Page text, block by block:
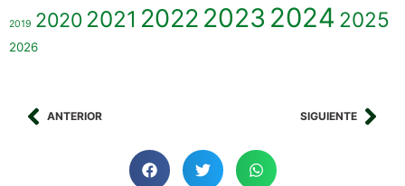
2019 20202021 2022 2023 2024 2025
2026
ANTERIOR SIGUIENTE